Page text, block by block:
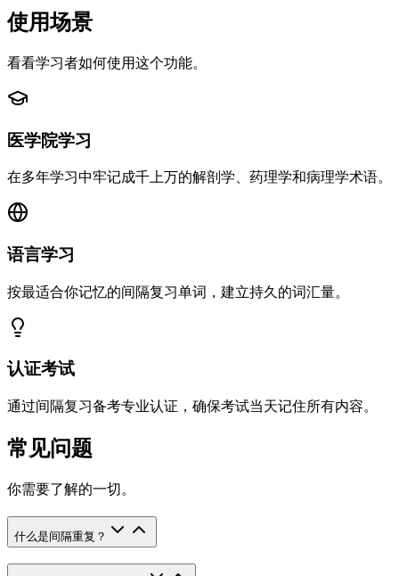
使用场景
看看学习者如何使用这个功能。
医学院学习
在多年学习中牢记成千上万的解剖学、药理学和病理学术语。
语言学习
按最适合你记忆的间隔复习单词，建立持久的词汇量。
认证考试
通过间隔复习备考专业认证，确保考试当天记住所有内容。
常见问题
你需要了解的一切。
什么是间隔重复？